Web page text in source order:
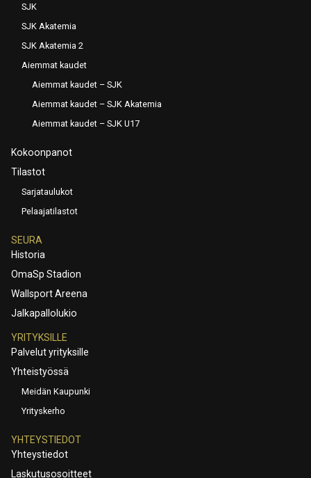
SJK
SJK Akatemia
SJK Akatemia 2
Aiemmat kaudet
Aiemmat kaudet – SJK
Aiemmat kaudet – SJK Akatemia
Aiemmat kaudet – SJK U17
Kokoonpanot
Tilastot
Sarjataulukot
Pelaajatilastot
SEURA
Historia
OmaSp Stadion
Wallsport Areena
Jalkapallolukio
YRITYKSILLE
Palvelut yrityksille
Yhteistyössä
Meidän Kaupunki
Yrityskerho
YHTEYSTIEDOT
Yhteystiedot
Laskutusosoitteet